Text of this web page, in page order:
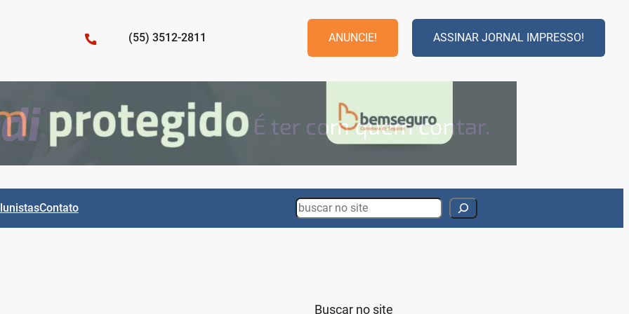
(55) 3512-2811 ANUNCIE! ASSINAR JORNAL IMPRESSO!
Contato Search
Buscar no site